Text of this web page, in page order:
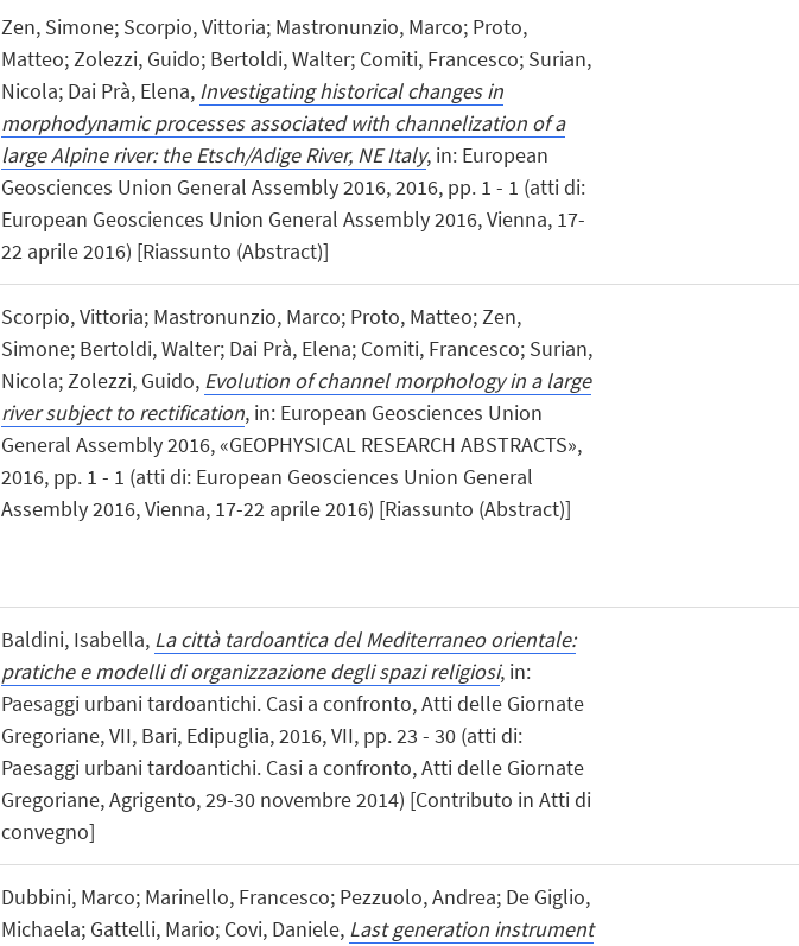
Zen, Simone; Scorpio, Vittoria; Mastronunzio, Marco; Proto,
Matteo; Zolezzi, Guido; Bertoldi, Walter; Comiti, Francesco; Surian,
Nicola; Dai Prà, Elena, Investigating historical changes in
morphodynamic processes associated with channelization of a
large Alpine river: the Etsch/Adige River, NE Italy, in: European
Geosciences Union General Assembly 2016, 2016, pp. 1 - 1 (atti di:
European Geosciences Union General Assembly 2016, Vienna, 17-
22 aprile 2016) [Riassunto (Abstract)]
Scorpio, Vittoria; Mastronunzio, Marco; Proto, Matteo; Zen,
Simone; Bertoldi, Walter; Dai Prà, Elena; Comiti, Francesco; Surian,
Nicola; Zolezzi, Guido, Evolution of channel morphology in a large
river subject to rectification, in: European Geosciences Union
General Assembly 2016, «GEOPHYSICAL RESEARCH ABSTRACTS»,
2016, pp. 1 - 1 (atti di: European Geosciences Union General
Assembly 2016, Vienna, 17-22 aprile 2016) [Riassunto (Abstract)]
Baldini, Isabella, La città tardoantica del Mediterraneo orientale:
pratiche e modelli di organizzazione degli spazi religiosi, in:
Paesaggi urbani tardoantichi. Casi a confronto, Atti delle Giornate
Gregoriane, VII, Bari, Edipuglia, 2016, VII, pp. 23 - 30 (atti di:
Paesaggi urbani tardoantichi. Casi a confronto, Atti delle Giornate
Gregoriane, Agrigento, 29-30 novembre 2014) [Contributo in Atti di
convegno]
Dubbini, Marco; Marinello, Francesco; Pezzuolo, Andrea; De Giglio,
Michaela; Gattelli, Mario; Covi, Daniele, Last generation instrument